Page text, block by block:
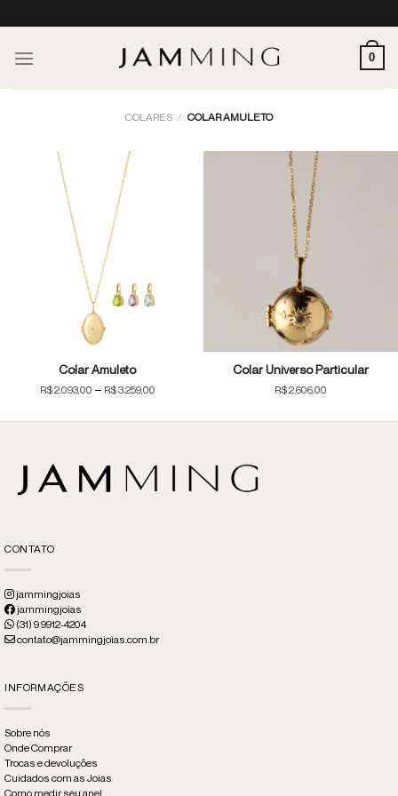
to
content
0
COLARES / COLAR AMULETO
Colar Amuleto
R$2.093,00 – R$3.259,00Price
through
Colar Universo Particular
R$2.606,00
CONTATO
jammingjoias
jammingjoias
(31) 9 9912-4204
contato@jammingjoias.com.br
INFORMAÇÕES
Sobre nós
Onde Comprar
Trocas e devoluções
Cuidados com as Joias
Como medir seu anel